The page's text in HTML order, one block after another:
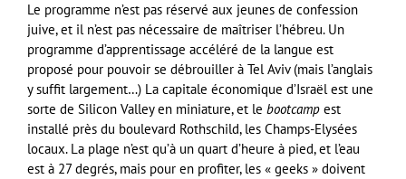
Le programme n’est pas réservé aux jeunes de confession
juive, et il n’est pas nécessaire de maîtriser l’hébreu. Un
programme d’apprentissage accéléré de la langue est
proposé pour pouvoir se débrouiller à Tel Aviv (mais l’anglais
y suffit largement…) La capitale économique d’Israël est une
sorte de Silicon Valley en miniature, et le bootcamp est
installé près du boulevard Rothschild, les Champs-Elysées
locaux. La plage n’est qu’à un quart d’heure à pied, et l’eau
est à 27 degrés, mais pour en profiter, les « geeks » doivent